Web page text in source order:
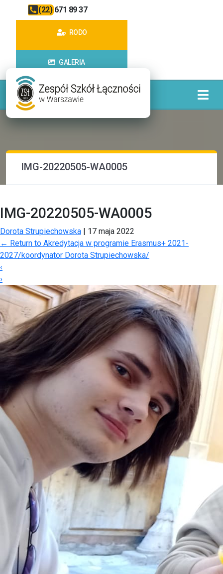
(22) 671 89 37
RODO
GALERIA
IMG-20220505-WA0005
IMG-20220505-WA0005
Dorota Strupiechowska | 17 maja 2022
← Return to Akredytacja w programie Erasmus+ 2021-
2027/koordynator Dorota Strupiechowska/
‹
›